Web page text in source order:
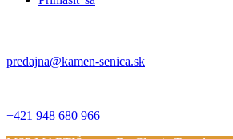
predajna@kamen-senica.sk
+421 948 680 966